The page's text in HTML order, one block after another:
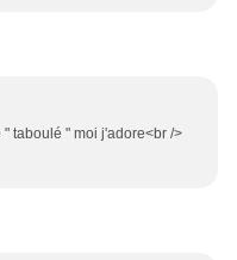
taboulé " moi j'adore<br />